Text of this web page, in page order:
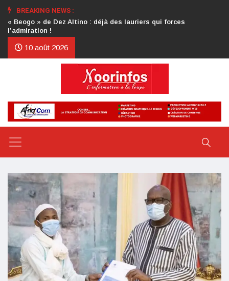
BREAKING NEWS :
Crise au CDP : l’authentification de la lettre du président
d’honneur toujours attendue
10 août 2026